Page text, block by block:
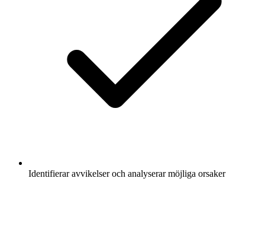
Identifierar avvikelser och analyserar möjliga orsaker